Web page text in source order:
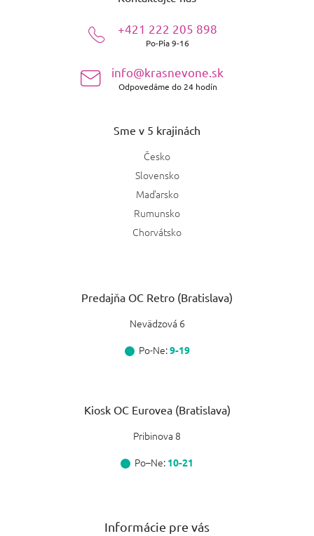
+421 222 205 898
Po-Pia 9-16
info@krasnevone.sk
Odpovedáme do 24 hodín
Sme v 5 krajinách
Česko
Slovensko
Maďarsko
Rumunsko
Chorvátsko
Predajňa OC Retro (Bratislava)
Nevädzová 6
Po-Ne:9-19
Kiosk OC Eurovea (Bratislava)
Pribinova 8
Po–Ne: 10-21
Informácie pre vás